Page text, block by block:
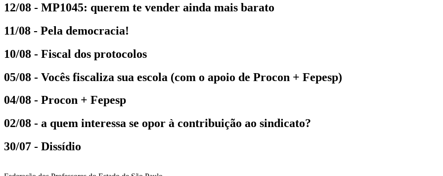
12/08 - MP1045: querem te vender ainda mais barato
11/08 - Pela democracia!
10/08 - Fiscal dos protocolos
05/08 - Vocês fiscaliza sua escola (com o apoio de Procon + Fepesp)
04/08 - Procon + Fepesp
02/08 - a quem interessa se opor à contribuição ao sindicato?
30/07 - Dissídio